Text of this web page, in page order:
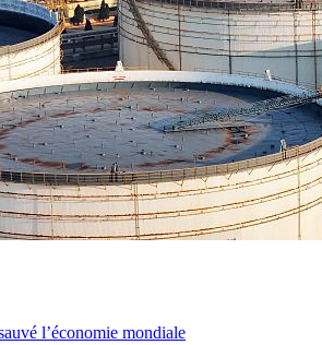
l’économie mondiale